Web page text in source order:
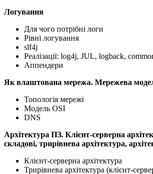
Логування
Для чого потрібні логи
Рівні логування
slf4j
Реалізації: log4j, JUL, logback,
Аппендери
Як влаштована мережа. Мережева
Топологія мережі
Модель OSI
DNS
Архітектура ПЗ. Клієнт-серверна
складові, трирівнева архітектура,
Клієнт-серверна архітектура
Трирівнева архітектура (клієнт-